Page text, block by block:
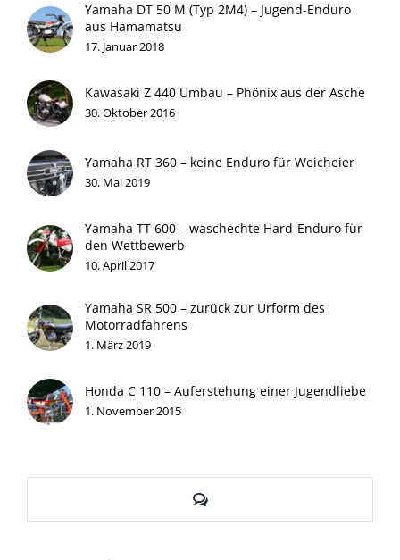
Yamaha DT 50 M (Typ 2M4) – Jugend-Enduro
aus Hamamatsu
17. Januar 2018
Kawasaki Z 440 Umbau – Phönix aus der Asche
30. Oktober 2016
Yamaha RT 360 – keine Enduro für Weicheier
30. Mai 2019
Yamaha TT 600 – waschechte Hard-Enduro für
den Wettbewerb
10. April 2017
Yamaha SR 500 – zurück zur Urform des
Motorradfahrens
1. März 2019
Honda C 110 – Auferstehung einer Jugendliebe
1. November 2015
Kommentare